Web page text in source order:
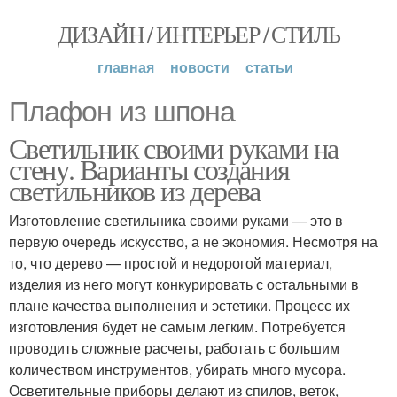
ДИЗАЙН / ИНТЕРЬЕР / СТИЛЬ
главная новости статьи
Плафон из шпона
Светильник своими руками на
стену. Варианты создания
светильников из дерева
Изготовление светильника своими руками — это в
первую очередь искусство, а не экономия. Несмотря на
то, что дерево — простой и недорогой материал,
изделия из него могут конкурировать с остальными в
плане качества выполнения и эстетики. Процесс их
изготовления будет не самым легким. Потребуется
проводить сложные расчеты, работать с большим
количеством инструментов, убирать много мусора.
Осветительные приборы делают из спилов, веток,